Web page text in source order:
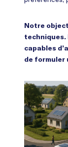
Notre
techniques.
capables
de formuler